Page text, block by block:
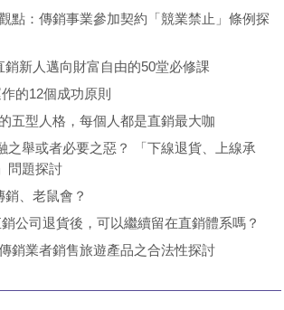
點：傳銷事業參加契約「競業禁止」條例探
銷新人邁向財富自由的50堂必修課
的12個成功原則
五型人格，每個人都是直銷最大咖
舉或者必要之惡？ 「下線退貨、上線承
問題探討
銷、老鼠會？
公司退貨後，可以繼續留在直銷體系嗎？
銷業者銷售旅遊產品之合法性探討